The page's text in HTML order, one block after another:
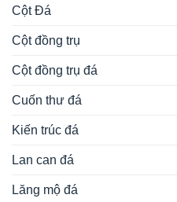
Cột Đá
Cột đồng trụ
Cột đồng trụ đá
Cuốn thư đá
Kiến trúc đá
Lan can đá
Lăng mộ đá